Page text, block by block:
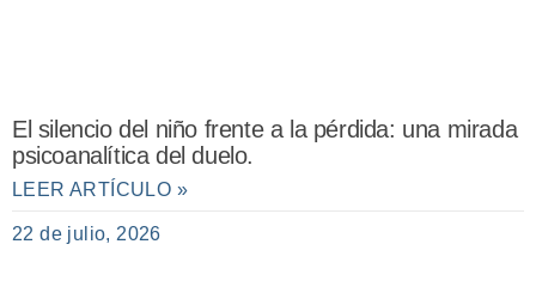
El silencio del niño frente a la pérdida: una mirada
psicoanalítica del duelo.
LEER ARTÍCULO »
22 de julio, 2026